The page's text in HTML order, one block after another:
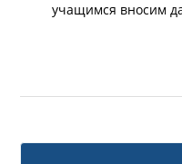
учащимся вносим